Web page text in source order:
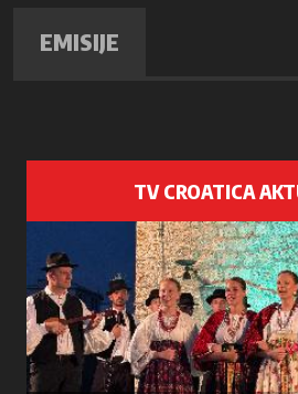
EMISIJE
TV CROATICA